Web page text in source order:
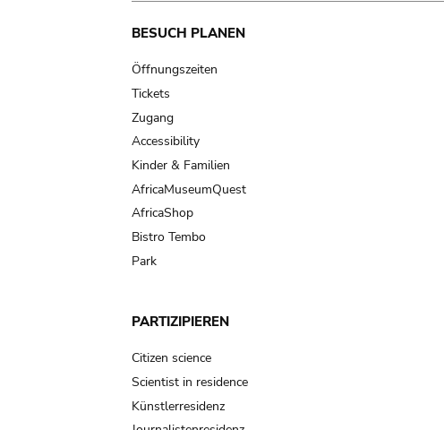
Main
navigation
BESUCH PLANEN
Öffnungszeiten
Tickets
Zugang
Accessibility
Kinder & Familien
AfricaMuseumQuest
AfricaShop
Bistro Tembo
Park
PARTIZIPIEREN
Citizen science
Scientist in residence
Künstlerresidenz